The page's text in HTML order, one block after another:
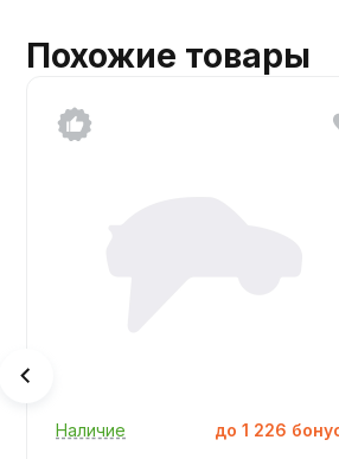
Похожие товары
Наличие до 1 226